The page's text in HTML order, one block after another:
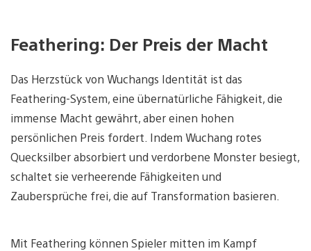
Feathering: Der Preis der Macht
Das Herzstück von Wuchangs Identität ist das
Feathering-System, eine übernatürliche Fähigkeit, die
immense Macht gewährt, aber einen hohen
persönlichen Preis fordert. Indem Wuchang rotes
Quecksilber absorbiert und verdorbene Monster besiegt,
schaltet sie verheerende Fähigkeiten und
Zaubersprüche frei, die auf Transformation basieren.
Mit Feathering können Spieler mitten im Kampf